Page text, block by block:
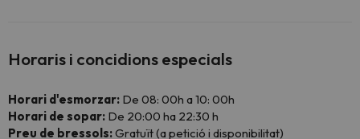
Horaris i concidions especials
Horari d'esmorzar: De 08: 00h a 10: 00h
Horari de sopar: De 20:00 ha 22:30 h
Preu de bressols:Gratuït (a petició i disponibilitat)